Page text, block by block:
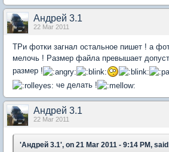
Андрей 3.1
22 Mar 2011
ТРи фотки загнал остальное пишет ! а
мелочь ! Размер файла превышает
размер !
че делать !
Андрей 3.1
22 Mar 2011
'Андрей 3.1', on 21 Mar 2011 - 9:14 PM,